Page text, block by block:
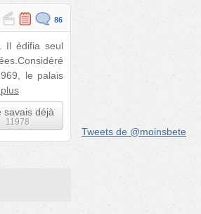
86
Il édifia seul
le palais
savais déjà
11978
Tweets de @moinsbete